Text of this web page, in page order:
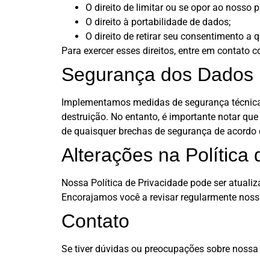
O direito de limitar ou se opor ao nosso
O direito à portabilidade de dados;
O direito de retirar seu consentimento a
Para exercer esses direitos, entre em contato
Segurança dos Dados
Implementamos medidas de segurança
destruição. No entanto, é importante notar
de quaisquer brechas de segurança de
Alterações na Política
Nossa Política de Privacidade pode ser
Encorajamos você a revisar regularmente
Contato
Se tiver dúvidas ou preocupações sobre